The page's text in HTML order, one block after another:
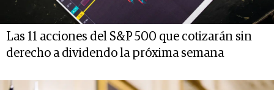
Las 11 acciones del S&P 500 que cotizarán sin
derecho a dividendo la próxima semana